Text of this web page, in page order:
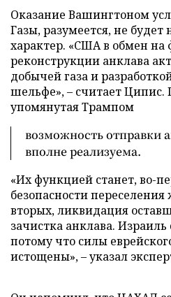
Оказание Вашингтоном
Газы, разумеется, не
характер. «США в обмен на
реконструкции анклава
добычей газа и
шельфе», – считает
упомянутая Трампом
возможность отправки
вполне реализуема.
«Их функцией станет, во-
безопасности
вторых, ликвидация
зачистка анклава.
потому что силы
истощены», – указал